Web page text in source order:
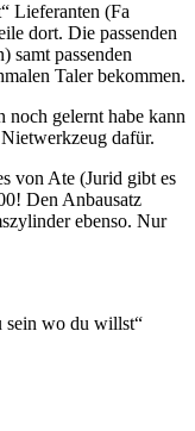
Lieferanten (Fa
dort. Die passenden
samt passenden
Taler bekommen.
noch gelernt habe kann
dafür.
von Ate (Jurid gibt es
Den Anbausatz
ebenso. Nur
sein wo du willst“